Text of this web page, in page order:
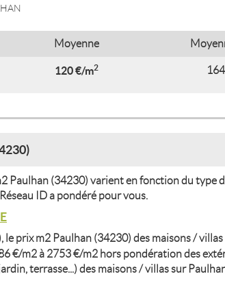
Moyenne
120 €/m2
Paulhan (34230) varient en fonction du type
ID a pondéré pour vous.
prix m2 Paulhan (34230) des maisons /
€/m2 à 2753 €/m2 hors pondération des
terrasse...) des maisons / villas sur